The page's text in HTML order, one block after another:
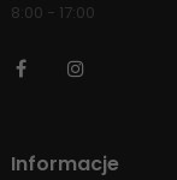
8:00 - 17:00
Facebook
Informacje